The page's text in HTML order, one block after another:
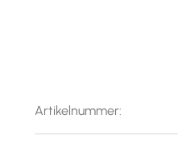
Artikelnummer: